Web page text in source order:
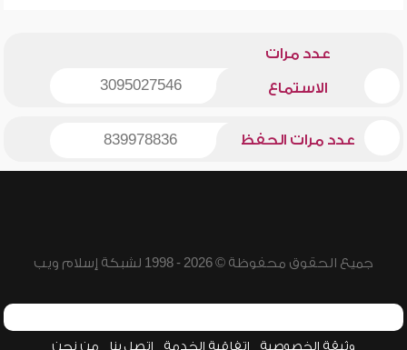
عدد مرات
الاستماع 3095027546
عدد مرات الحفظ 839978836
جميع الحقوق محفوظة © 2026 - 1998 لشبكة إسلام ويب
وثيقة الخصوصية اتفاقية الخدمة اتصل بنا من نحن